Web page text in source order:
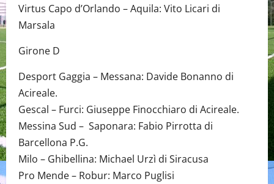
Virtus Capo d’Orlando – Aquila: Vito Licari di
Marsala
Girone D
Desport Gaggia – Messana: Davide Bonanno di
Acireale.
Gescal – Furci: Giuseppe Finocchiaro di Acireale.
Messina Sud – Saponara: Fabio Pirrotta di
Barcellona P.G.
Milo – Ghibellina: Michael Urzì di Siracusa
Pro Mende – Robur: Marco Puglisi